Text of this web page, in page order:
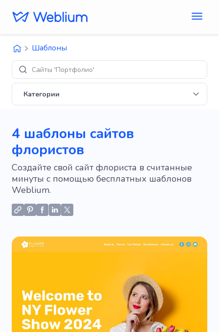
Шаблоны
Сайты 'Портфолио'
Категории
4 шаблоны сайтов
флористов
Создайте свой сайт флориста в считанные
минуты с помощью бесплатных шаблонов
Weblium.